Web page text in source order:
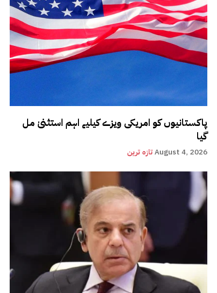
پاکستانیوں کو امریکی ویزے کیلیے اہم استثنیٰ مل
گیا
تازہ ترینAugust 4, 2026